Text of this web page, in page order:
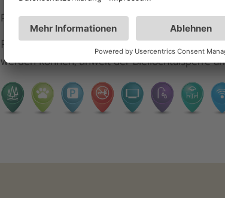
Personen: 4
Pension mit zwei Doppelzimmer und
werden können, unweit der Bleilochtalsperre